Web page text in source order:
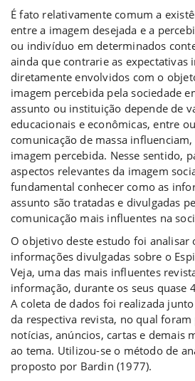
É fato relativamente comum a
entre a imagem desejada e a
ou indivíduo em determinados
ainda que contrarie as expectativas
diretamente envolvidos com o
imagem percebida pela sociedade
assunto ou instituição depende de
educacionais e econômicas, entre
comunicação de massa
imagem percebida. Nesse sentido,
aspectos relevantes da imagem
fundamental conhecer como as
assunto são tratadas e divulgadas
comunicação mais influentes na
O objetivo deste estudo foi analisar
informações divulgadas sobre o
Veja, uma das mais influentes
informação, durante os seus quase
A coleta de dados foi realizada
da respectiva revista, no qual foram
notícias, anúncios, cartas e demais
ao tema. Utilizou-se o método de
proposto por Bardin (1977).